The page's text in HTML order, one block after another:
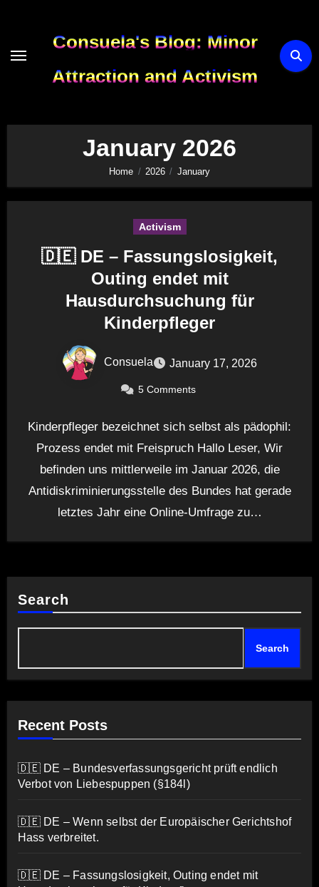
content
Consuela's Blog: Minor
Attraction and Activism
January 2026
Home 2026 January
Activism
🇩🇪 DE – Fassungslosigkeit,
Outing endet mit
Hausdurchsuchung für
Kinderpfleger
Consuela January 17, 2026
5 Comments
Kinderpfleger bezeichnet sich selbst als pädophil:
Prozess endet mit Freispruch Hallo Leser, Wir
befinden uns mittlerweile im Januar 2026, die
Antidiskriminierungsstelle des Bundes hat gerade
letztes Jahr eine Online-Umfrage zu…
Search
Search
Recent Posts
🇩🇪 DE – Bundesverfassungsgericht prüft endlich
Verbot von Liebespuppen (§184l)
🇩🇪 DE – Wenn selbst der Europäischer Gerichtshof
Hass verbreitet.
🇩🇪 DE – Fassungslosigkeit, Outing endet mit